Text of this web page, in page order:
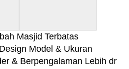
Masjid Terbatas
Model & Ukuran
& Berpengalaman Lebih dr